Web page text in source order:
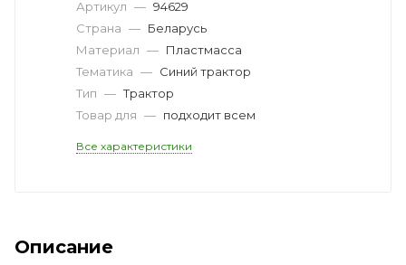
Артикул — 94629
Страна — Беларусь
Материал — Пластмасса
Тематика — Синий трактор
Тип — Трактор
Товар для — подходит всем
Все характеристики
Описание